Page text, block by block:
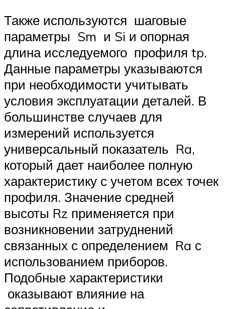
Также используются шаговые
параметры Sm и Si и опорная
длина исследуемого профиля tp.
Данные параметры указываются
при необходимости учитывать
условия эксплуатации деталей. В
большинстве случаев для
измерений используется
универсальный показатель Ra,
который дает наиболее полную
характеристику с учетом всех точек
профиля. Значение средней
высоты Rz применяется при
возникновении затруднений
связанных с определением Ra с
использованием приборов.
Подобные характеристики
оказывают влияние на